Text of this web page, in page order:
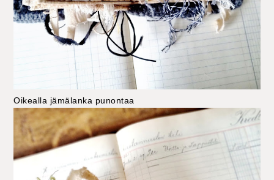
Oikealla jämälanka punontaa